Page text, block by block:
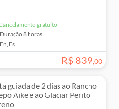
Cancelamento gratuito
Duração8 horas
En,Es
R$ 839,00
guiada de 2 dias ao Rancho
Aike e ao Glaciar Perito